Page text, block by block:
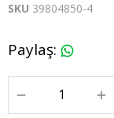
SKU 39804850-4
Paylaş: